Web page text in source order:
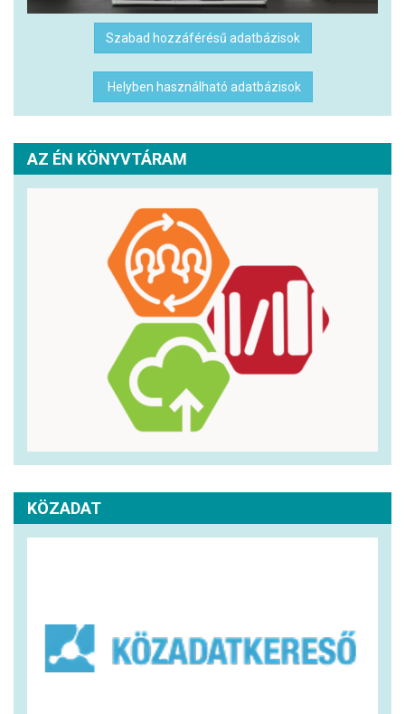
Szabad hozzáférésű adatbázisok
Helyben használható adatbázisok
AZ ÉN KÖNYVTÁRAM
KÖZADAT